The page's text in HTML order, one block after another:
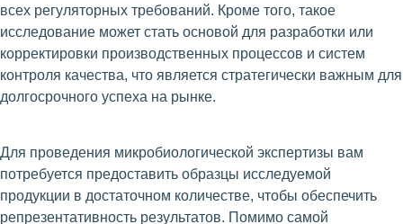
всех регуляторных требований. Кроме того, такое
исследование может стать основой для разработки или
корректировки производственных процессов и систем
контроля качества, что является стратегически важным для
долгосрочного успеха на рынке.
Для проведения микробиологической экспертизы вам
потребуется предоставить образцы исследуемой
продукции в достаточном количестве, чтобы обеспечить
репрезентативность результатов. Помимо самой